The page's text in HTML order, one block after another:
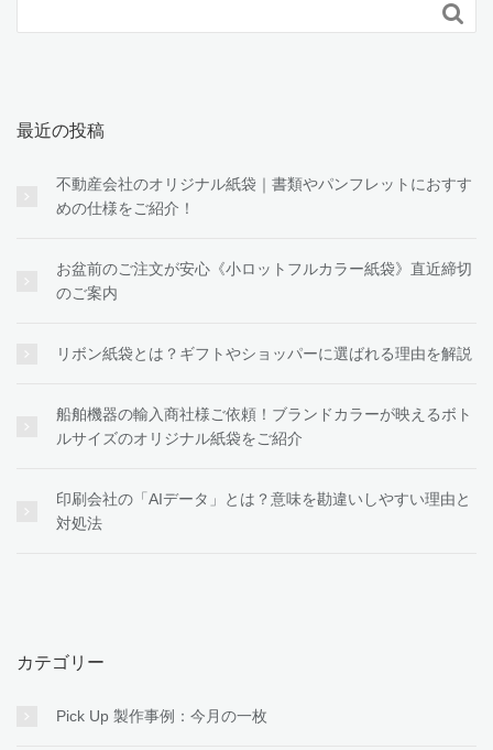

最近の投稿
不動産会社のオリジナル紙袋｜書類やパンフレットにおすす
めの仕様をご紹介！
お盆前のご注文が安心《小ロットフルカラー紙袋》直近締切
のご案内
リボン紙袋とは？ギフトやショッパーに選ばれる理由を解説
船舶機器の輸入商社様ご依頼！ブランドカラーが映えるボト
ルサイズのオリジナル紙袋をご紹介
印刷会社の「AIデータ」とは？意味を勘違いしやすい理由と
対処法
カテゴリー
Pick Up 製作事例：今月の一枚